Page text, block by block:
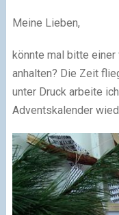
Meine Lieben,
könnte mal bitte
anhalten? Die Zeit
unter Druck arbeite
Adventskalender